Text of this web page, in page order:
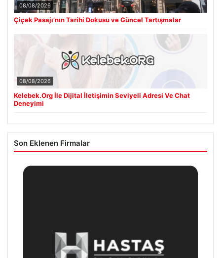
08/08/2026
Çiçek Pasajı’nın Tarihi Dokusu ve Güncel Tartışmalar
08/08/2026
Kelebek.Org İle Dijital İletişimin Seviyeli Adresi Ve Chat
Deneyimi
Son Eklenen Firmalar